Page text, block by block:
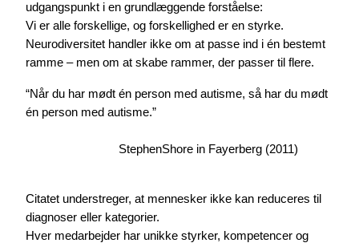
udgangspunkt i en grundlæggende forståelse:
Vi er alle forskellige, og forskellighed er en styrke.
Neurodiversitet handler ikke om at passe ind i én bestemt
ramme – men om at skabe rammer, der passer til flere.
“Når du har mødt én person med autisme, så har du mødt
én person med autisme.”
StephenShore in Fayerberg (2011)
Citatet understreger, at mennesker ikke kan reduceres til
diagnoser eller kategorier.
Hver medarbejder har unikke styrker, kompetencer og